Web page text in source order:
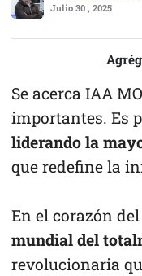
Julio 30 , 2025
Se acerca IAA
importantes. Es
liderando la
que redefine la
En el corazón
mundial del
revolucionaria